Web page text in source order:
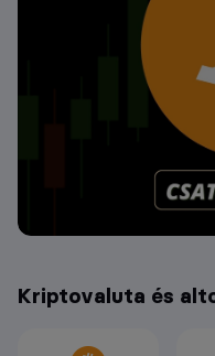
Kriptovaluta és